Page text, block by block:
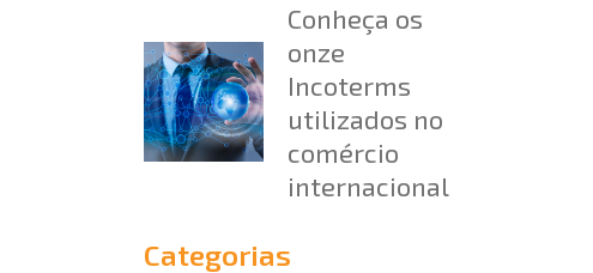
Conheça os
onze
Incoterms
utilizados no
comércio
internacional
Categorias